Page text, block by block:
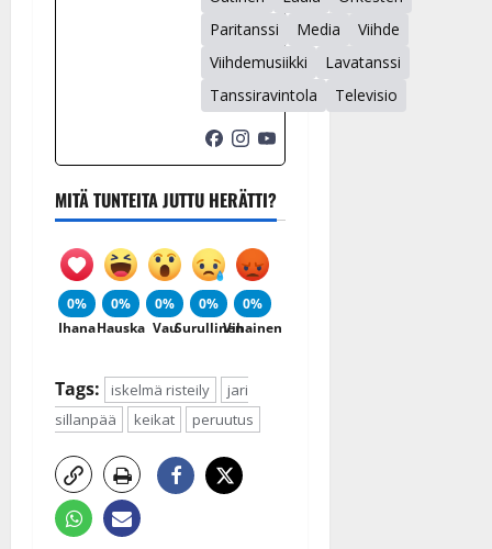
Paritanssi
Media
Viihde
Viihdemusiikki
Lavatanssi
Tanssiravintola
Televisio
MITÄ TUNTEITA JUTTU HERÄTTI?
0%
Ihana
0%
Hauska
0%
Vau
0%
Surullinen
0%
Vihainen
Tags: iskelmä risteily
jari
sillanpää
keikat peruutus